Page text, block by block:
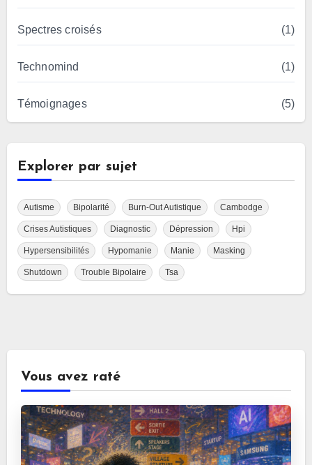
Spectres croisés (1)
Technomind (1)
Témoignages (5)
Explorer par sujet
Autisme Bipolarité Burn-Out Autistique Cambodge
Crises Autistiques Diagnostic Dépression Hpi
Hypersensibilités Hypomanie Manie Masking
Shutdown Trouble Bipolaire Tsa
Vous avez raté